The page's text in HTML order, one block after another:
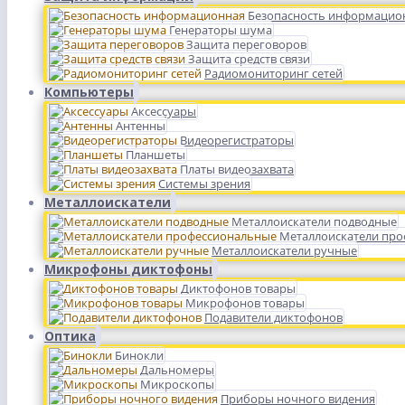
Безопасность
Генераторы шума
Защита переговоров
Защита средств связи
Радиомониторинг сетей
Компьютеры
Аксессуары
Антенны
Видеорегистраторы
Планшеты
Платы видеозахвата
Системы зрения
Металлоискатели
Металлоискатели подводные
Металлоискатели
Металлоискатели ручные
Микрофоны диктофоны
Диктофонов товары
Микрофонов товары
Подавители диктофонов
Оптика
Бинокли
Дальномеры
Микроскопы
Приборы ночного видения